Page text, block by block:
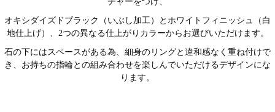
オキシダイズドブラック（いぶし加工）とホワイトフィニッシュ（白
地仕上げ）、2つの異なる仕上がりカラーからお選びいただけます。
石の下にはスペースがある為、細身のリングと違和感なく重ね付けで
き、お持ちの指輪との組み合わせを楽しんでいただけるデザインにな
ります。